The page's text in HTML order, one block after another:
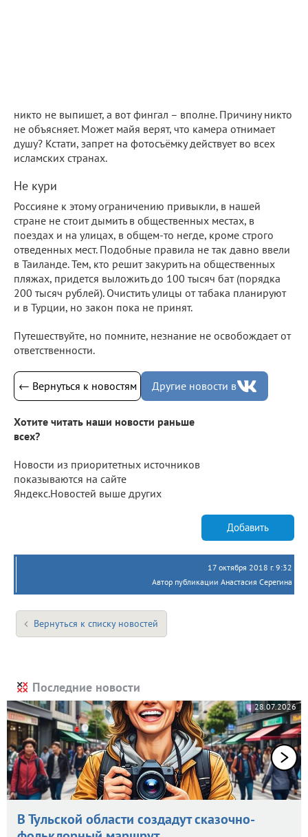
никто не выпишет, а вот фингал – вполне. Причину никто
не объясняет. Может майя верят, что камера отнимает
душу? Кстати, запрет на фотосъёмку действует во всех
исламских странах.
Не кури
Россияне к этому ограничению привыкли, в нашей
стране не стоит дымить в общественных местах, в
поездах и на улицах, в общем-то негде, кроме строго
отведенных мест. Подобные правила не так давно ввели
в Таиланде. Тем, кто решит закурить на общественных
пляжах, придется выложить до 100 тысяч бат (порядка
200 тысяч рублей). Очистить улицы от табака планируют
и в Турции, но закон пока не принят.
Путешествуйте, но помните, незнание не освобождает от
ответственности.
← Вернуться к новостям Другие новости в
Хотите читать наши новости раньше
всех?
Новости из приоритетных источников
показываются на сайте
Яндекс.Новостей выше других
Добавить
17 октября 2018 г. 9:32
Автор публикации Анастасия Серегина
Вернуться к списку новостей
Последние новости
28.07.2026
В Тульской области создадут сказочно-